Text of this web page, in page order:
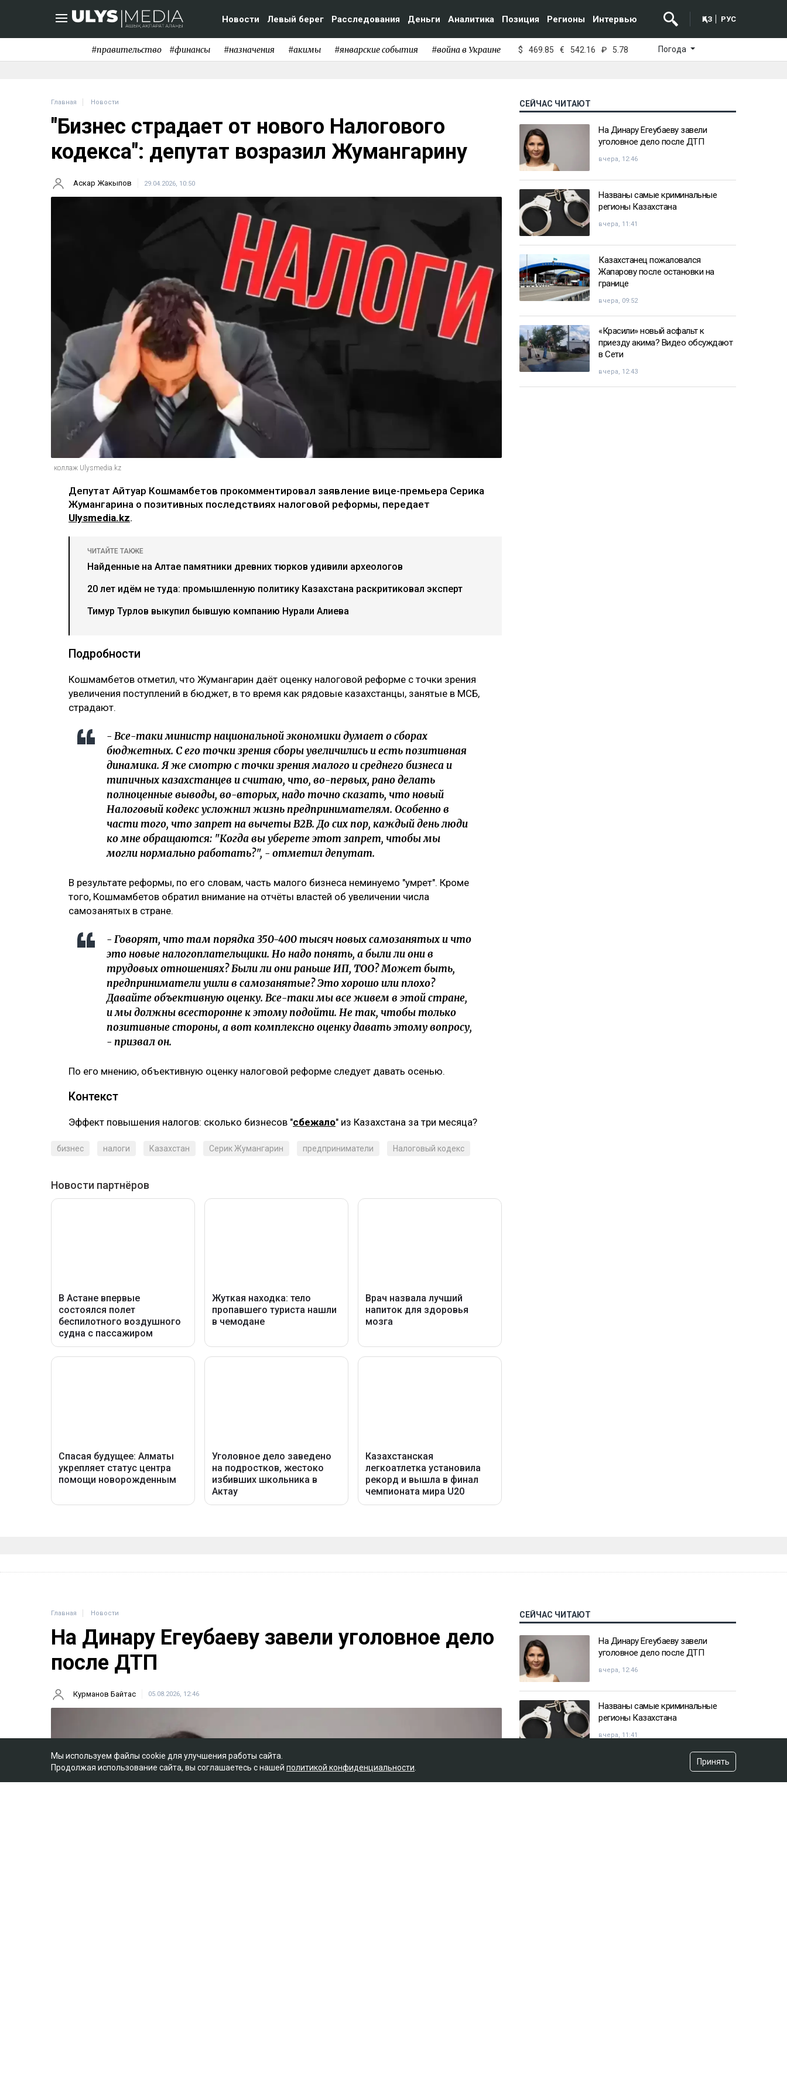
Новости Левый берег Расследования Деньги Аналитика Позиция Регионы Интервью ҚАЗ РУС
#правительство #финансы #назначения #акимы #январские события #война в Украине $ 469.85 € 542.16 ₽ 5.78 Погода
Главная Новости
"Бизнес страдает от нового Налогового
кодекса": депутат возразил Жумангарину
Аскар Жакыпов 29.04.2026, 10:50
коллаж Ulysmedia.kz
Депутат Айтуар Кошмамбетов прокомментировал заявление вице-премьера Серика
Жумангарина о позитивных последствиях налоговой реформы, передает
Ulysmedia.kz.
ЧИТАЙТЕ ТАКЖЕ
Найденные на Алтае памятники древних тюрков удивили археологов
20 лет идём не туда: промышленную политику Казахстана раскритиковал эксперт
Тимур Турлов выкупил бывшую компанию Нурали Алиева
Подробности
‎Кошмамбетов отметил, что Жумангарин даёт оценку налоговой реформе с точки зрения
увеличения поступлений в бюджет, в то время как рядовые казахстанцы, занятые в МСБ,
страдают.
‎- Все-таки министр национальной экономики думает о сборах
бюджетных. С его точки зрения сборы увеличились и есть позитивная
динамика. Я же смотрю с точки зрения малого и среднего бизнеса и
типичных казахстанцев и считаю, что, во-первых, рано делать
полноценные выводы, во-вторых, надо точно сказать, что новый
Налоговый кодекс усложнил жизнь предпринимателям. Особенно в
части того, что запрет на вычеты B2B. До сих пор, каждый день люди
ко мне обращаются: "Когда вы уберете этот запрет, чтобы мы
могли нормально работать?", - отметил депутат.
‎В результате реформы, по его словам, часть малого бизнеса неминуемо "умрет". Кроме
того, Кошмамбетов обратил внимание на отчёты властей об увеличении числа
самозанятых в стране.
‎- Говорят, что там порядка 350-400 тысяч новых самозанятых и что
это новые налогоплательщики. Но надо понять, а были ли они в
трудовых отношениях? Были ли они раньше ИП, ТОО? Может быть,
предприниматели ушли в самозанятые? Это хорошо или плохо?
Давайте объективную оценку. Все-таки мы все живем в этой стране,
и мы должны всесторонне к этому подойти. Не так, чтобы только
позитивные стороны, а вот комплексно оценку давать этому вопросу,
- призвал он.
‎По его мнению, объективную оценку налоговой реформе следует давать осенью.
‎Контекст
‎Эффект повышения налогов: сколько бизнесов "сбежало" из Казахстана за три месяца?
бизнес налоги Казахстан Серик Жумангарин предприниматели Налоговый кодекс
СЕЙЧАС ЧИТАЮТ
На Динару Егеубаеву завели
уголовное дело после ДТП
вчера, 12:46
Названы самые криминальные
регионы Казахстана
вчера, 11:41
Казахстанец пожаловался
Жапарову после остановки на
границе
вчера, 09:52
«Красили» новый асфальт к
приезду акима? Видео обсуждают
в Сети
вчера, 12:43
Главная Новости
На Динару Егеубаеву завели уголовное дело
после ДТП
Курманов Байтас 05.08.2026, 12:46
СЕЙЧАС ЧИТАЮТ
На Динару Егеубаеву завели
уголовное дело после ДТП
вчера, 12:46
Названы самые криминальные
регионы Казахстана
вчера, 11:41
Казахстанец пожаловался
Жапарову после остановки на
Мы используем файлы cookie для улучшения работы сайта.
Продолжая использование сайта, вы соглашаетесь с нашей политикой конфиденциальности
Принять